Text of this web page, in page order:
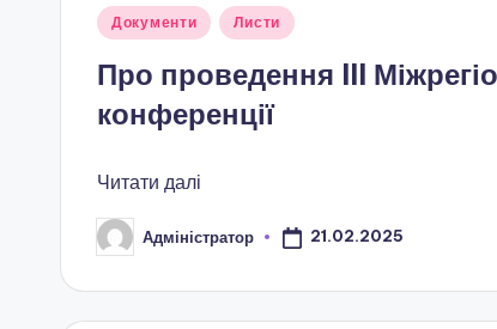
р
т
и
Опубліковано
Документи Листи
Про проведення III
конференції
Читати далі
Опубліковано
Адміністратор 21.02.2025